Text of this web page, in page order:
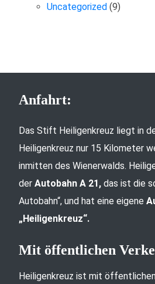
Uncategorized (9)
Anfahrt:
Das Stift Heiligenkreuz liegt in
Heiligenkreuz nur 15 Kilometer
inmitten des Wienerwalds.
der Autobahn A 21, das ist die
Autobahn“, und hat eine eigene
„Heiligenkreuz“.
Mit öffentlichen
Heiligenkreuz ist mit